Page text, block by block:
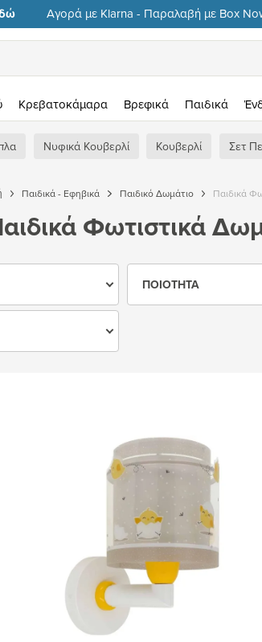
Αγορά με Klarna - Παραλαβή με Box
Κρεβατοκάμαρα Βρεφικά Παιδικά
Νυφικά Κουβερλί Κουβερλί Σετ
Παιδικά - Εφηβικά Παιδικό Δωμάτιο Παιδικά
Φωτιστικά
ΠΟΙΌΤΗΤΑ